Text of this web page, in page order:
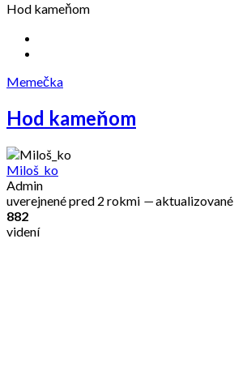
Hod kameňom
Memečka
Hod kameňom
Miloš_ko
Admin
uverejnenépred 2 rokmi —aktualizované
882
videní